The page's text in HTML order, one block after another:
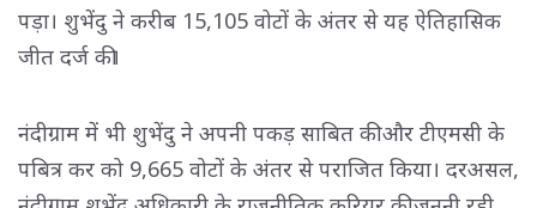
पड़ा। शुभेंदु ने करीब 15,105 वोटों के अंतर से यह ऐतिहासिक
जीत दर्ज की।
नंदीग्राम में भी शुभेंदु ने अपनी पकड़ साबित की और टीएमसी के
पबित्र कर को 9,665 वोटों के अंतर से पराजित किया। दरअसल,